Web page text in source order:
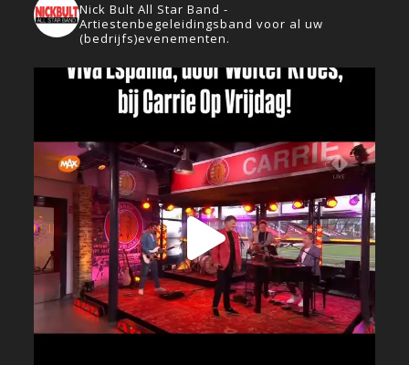
Nick Bult All Star Band -
Artiestenbegeleidingsband voor al uw
(bedrijfs)evenementen.